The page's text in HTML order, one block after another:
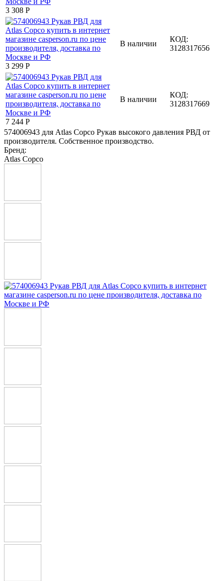
3 308 Р
3 299 Р
В наличии
КОД:
3128317656
7 244 Р
В наличии
КОД:
3128317669
574006943 для Atlas Copco Рукав высокого давления РВД от
производителя. Собственное производство.
Бренд:
Atlas Copco